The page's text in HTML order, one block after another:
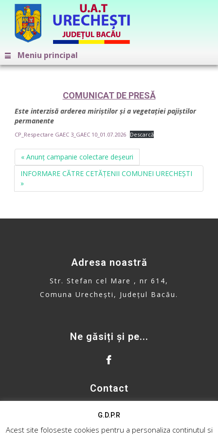
Meniu principal
COMUNICAT DE PRESĂ
Este interzisă arderea miriştilor şi a vegetaţiei pajiştilor
permanente
CP_Respectare GAEC 3_GAEC 10_01.07.2026 Descarcă
« Anunț campanie colectare deșeuri
INFORMARE CĂTRE CETĂȚENII COMUNEI URECHEȘTI
»
Adresa noastră
Str. Stefan cel Mare , nr 614,
Comuna Urechești, Județul Bacău.
Ne găsiți și pe...
Contact
Telefon: 0234. 335. 500
G.D.P.R
Acest site foloseste cookies pentru a personaliza continutul si